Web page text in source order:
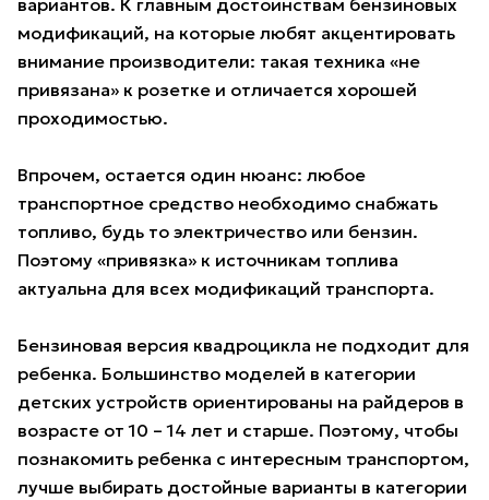
вариантов. К главным достоинствам бензиновых
модификаций, на которые любят акцентировать
внимание производители: такая техника «не
привязана» к розетке и отличается хорошей
проходимостью.
Впрочем, остается один нюанс: любое
транспортное средство необходимо снабжать
топливо, будь то электричество или бензин.
Поэтому «привязка» к источникам топлива
актуальна для всех модификаций транспорта.
Бензиновая версия квадроцикла не подходит для
ребенка. Большинство моделей в категории
детских устройств ориентированы на райдеров в
возрасте от 10 – 14 лет и старше. Поэтому, чтобы
познакомить ребенка с интересным транспортом,
лучше выбирать достойные варианты в категории